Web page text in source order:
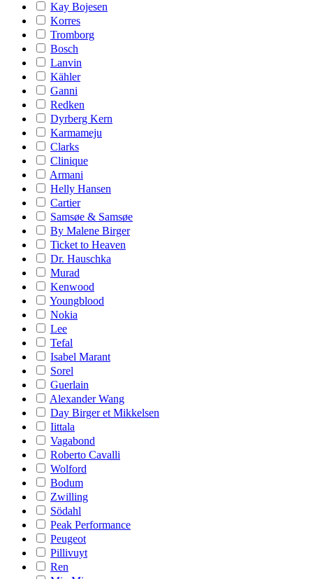
Kay Bojesen
Korres
Tromborg
Bosch
Lanvin
Kähler
Ganni
Redken
Dyrberg Kern
Karmameju
Clarks
Clinique
Armani
Helly Hansen
Cartier
Samsøe & Samsøe
By Malene Birger
Ticket to Heaven
Dr. Hauschka
Murad
Kenwood
Youngblood
Nokia
Lee
Tefal
Isabel Marant
Sorel
Guerlain
Alexander Wang
Day Birger et Mikkelsen
Iittala
Vagabond
Roberto Cavalli
Wolford
Bodum
Zwilling
Södahl
Peak Performance
Peugeot
Pillivuyt
Ren